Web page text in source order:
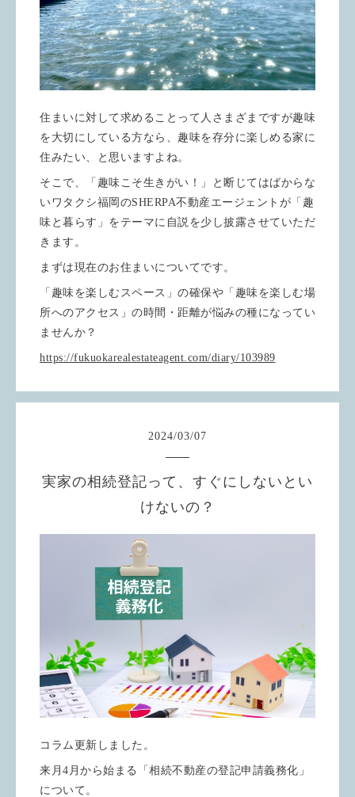
住まいに対して求めることって人さまざまですが趣味
を大切にしている方なら、趣味を存分に楽しめる家に
住みたい、と思いますよね。
そこで、「趣味こそ生きがい！」と断じてはばからな
いワタクシ福岡のSHERPA不動産エージェントが「趣
味と暮らす」をテーマに自説を少し披露させていただ
きます。
まずは現在のお住まいについてです。
「趣味を楽しむスペース」の確保や「趣味を楽しむ場
所へのアクセス」の時間・距離が悩みの種になってい
ませんか？
https://fukuokarealestateagent.com/diary/103989
2024/03/07
実家の相続登記って、すぐにしないとい
けないの？
コラム更新しました。
来月4月から始まる「相続不動産の登記申請義務化」
について。